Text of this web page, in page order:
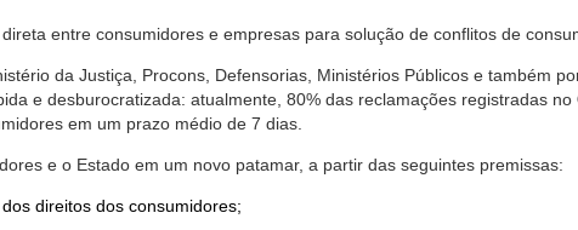
entre consumidores e empresas para solução de conflitos de
da Justiça, Procons, Defensorias, Ministérios Públicos e também
e desburocratizada: atualmente, 80% das reclamações registradas no
em um prazo médio de 7 dias.
e o Estado em um novo patamar, a partir das seguintes premissas:
direitos dos consumidores;